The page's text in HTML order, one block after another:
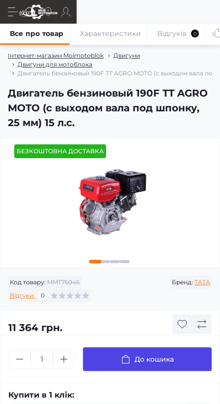
Інтернет-магазин Moimotoblok
Двигуни
Двигуни для мотоблока
Двигатель бензиновый 190F TT AGRO MOTO (с выходом вала под
Двигатель бензиновый 190F TT AGRO
MOTO (с выходом вала под шпонку,
25 мм) 15 л.с.
Все про товар Характеристики Відгуків 0
БЕЗКОШТОВНА ДОСТАВКА
Код товару: MMT76046 Бренд: TATA
Відгуки:
0
11 364 грн.
До кошика
Купити в 1 клік: